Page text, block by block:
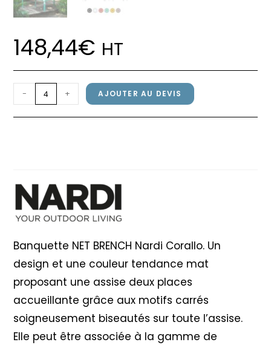
148,44€ HT
quantité
de
Banquette
- + AJOUTER AU DEVIS
Banquette NET BRENCH Nardi Corallo. Un
design et une couleur tendance mat
proposant une assise deux places
accueillante grâce aux motifs carrés
soigneusement biseautés sur toute l’assise.
Elle peut être associée à la gamme de